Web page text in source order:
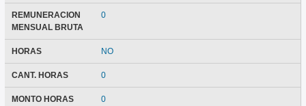
REMUNERACION
MENSUAL BRUTA
0
HORAS NO
CANT. HORAS 0
MONTO HORAS
0